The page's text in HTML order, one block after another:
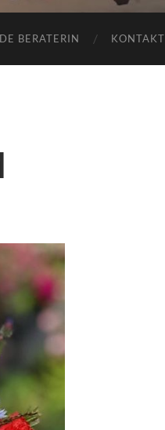
BERATERIN KONTAKT